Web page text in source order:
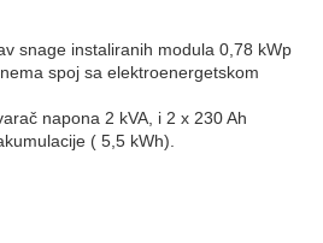
snage instaliranih modula 0,78 kWp
spoj sa elektroenergetskom
napona 2 kVA, i 2 x 230 Ah
( 5,5 kWh).